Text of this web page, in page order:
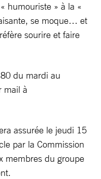
humouriste » à la «
se moque… et
sourire et faire
du mardi au
mail à
assurée le jeudi 15
par la Commission
membres du groupe